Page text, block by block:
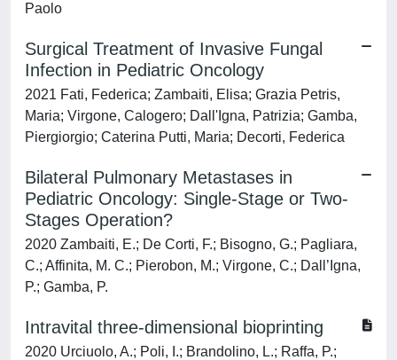
Paolo
Surgical Treatment of Invasive Fungal
Infection in Pediatric Oncology
2021 Fati, Federica; Zambaiti, Elisa; Grazia Petris,
Maria; Virgone, Calogero; Dall'Igna, Patrizia; Gamba,
Piergiorgio; Caterina Putti, Maria; Decorti, Federica
Bilateral Pulmonary Metastases in
Pediatric Oncology: Single-Stage or Two-
Stages Operation?
2020 Zambaiti, E.; De Corti, F.; Bisogno, G.; Pagliara,
C.; Affinita, M. C.; Pierobon, M.; Virgone, C.; Dall’Igna,
P.; Gamba, P.
Intravital three-dimensional bioprinting
2020 Urciuolo, A.; Poli, I.; Brandolino, L.; Raffa, P.;